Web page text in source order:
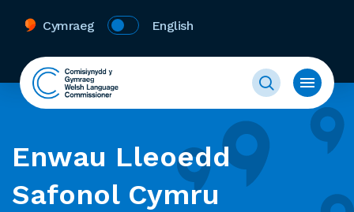
Cymraeg English
Enwau Lleoedd
Safonol Cymru